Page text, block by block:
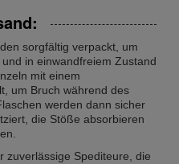
sorgfältig verpackt, um
in einwandfreiem Zustand
mit einem
um Bruch während des
werden dann sicher
die Stöße absorbieren
zuverlässige Spediteure, die